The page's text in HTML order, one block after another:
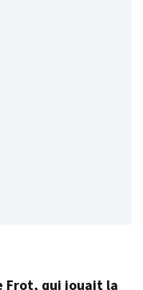
Frot, qui jouait la